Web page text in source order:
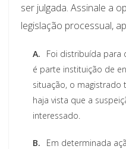
ser julgada. Assinale a
legislação processual,
A.
Foi distribuída para
é parte instituição de
situação, o magistrado
haja vista que a
interessado.
B.
Em determinada